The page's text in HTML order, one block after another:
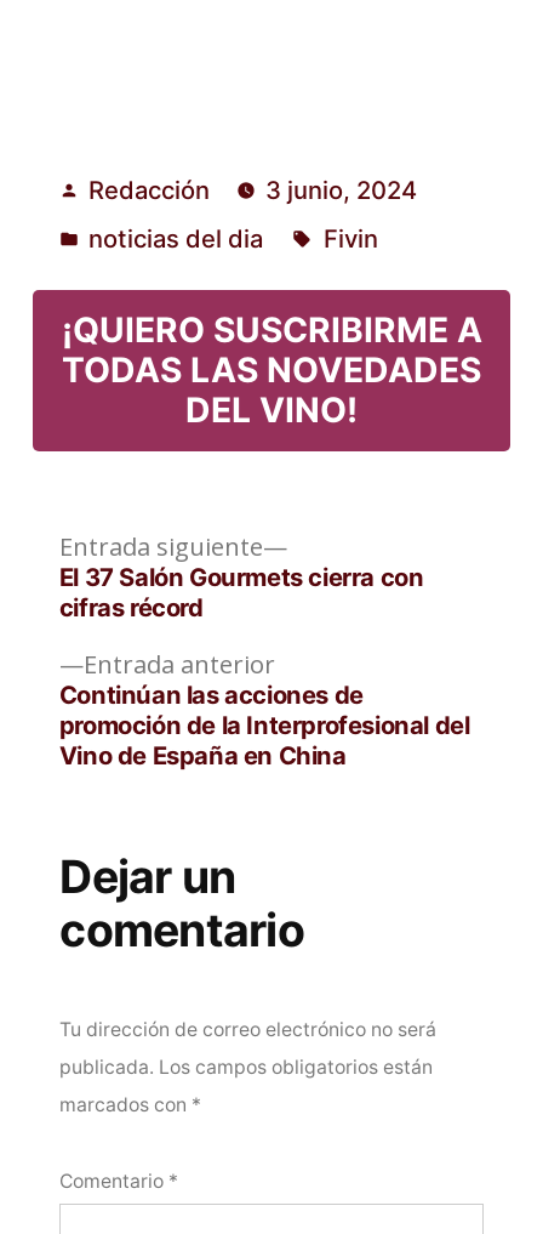
Publicado
por
Redacción 3 junio, 2024
Publicado
en
noticias del dia Fivin
¡QUIERO SUSCRIBIRME A
TODAS LAS NOVEDADES
DEL VINO!
Navegación
de
entradas
Entrada anteriorEntrada
anterior:
Continúan las acciones de
promoción de la Interprofesional del
Vino de España en China
Entrada siguiente
Entrada
siguiente:
El 37 Salón Gourmets cierra con
cifras récord
Dejar un
comentario
Tu dirección de correo electrónico no será
publicada. Los campos obligatorios están
marcados con *
Comentario *